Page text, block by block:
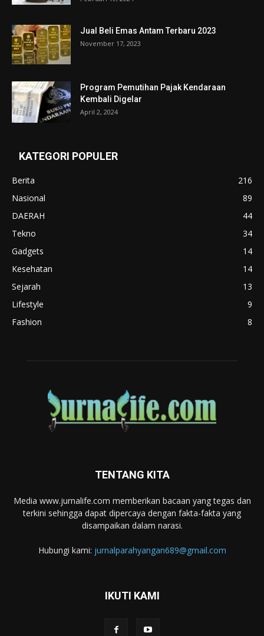
Jual Beli Emas Antam Terbaru 2023
November 17, 2023
Program Pemutihan Pajak Kendaraan
Kembali Digelar
April 2, 2024
KATEGORI POPULER
Berita
216
Nasional
89
DAERAH
44
Tekno
34
Gadgets
14
Kesehatan
14
Sejarah
13
Lifestyle
9
Fashion
8
TENTANG KITA
Media www.jurnalife.com memberikan bacaan yang tegas dan
terkini sehingga dapat dipercaya dengan fakta-fakta yang
disampaikan dalam narasi.
Hubungi kami: jurnalparahyangan689@gmail.com
IKUTI KAMI